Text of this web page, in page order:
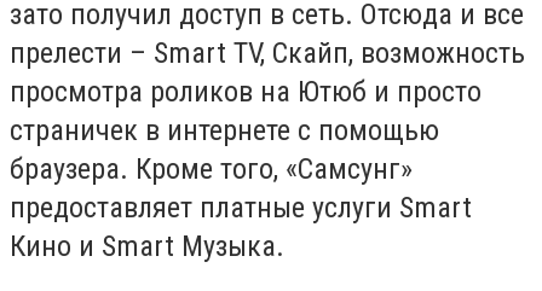
зато получил доступ в сеть. Отсюда и все
прелести – Smart TV, Скайп, возможность
просмотра роликов на Ютюб и просто
страничек в интернете с помощью
браузера. Кроме того, «Самсунг»
предоставляет платные услуги Smart
Кино и Smart Музыка.